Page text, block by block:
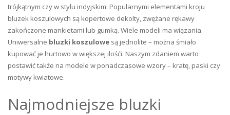
trójkątnym czy w stylu indyjskim. Popularnymi elementami kroju
bluzek koszulowych są kopertowe dekolty, zwężane rękawy
zakończone mankietami lub gumką. Wiele modeli ma wiązania.
Uniwersalne bluzki koszulowe są jednolite – można śmiało
kupować je hurtowo w większej ilośći. Naszym zdaniem warto
postawić także na modele w ponadczasowe wzory – kratę, paski czy
motywy kwiatowe.
Najmodniejsze bluzki